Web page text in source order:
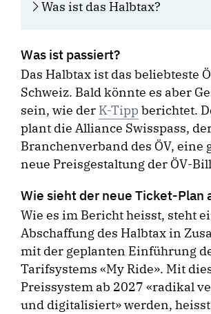
Was ist das Halbtax?
Was ist passiert?
Das Halbtax ist das beliebteste
Schweiz. Bald könnte es aber
sein, wie der K-Tipp berichtet.
plant die Alliance Swisspass,
Branchenverband des ÖV, eine
neue Preisgestaltung der ÖV-
Wie sieht der neue Ticket-Plan
Wie es im Bericht heisst, steht
Abschaffung des Halbtax in
mit der geplanten Einführung
Tarifsystems «My Ride». Mit
Preissystem ab 2027 «radikal
und digitalisiert» werden, heisst